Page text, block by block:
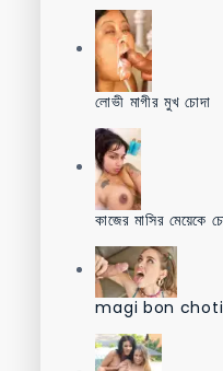
লোভী মাগীর মুখ চোদা
কাজের মাসির মেয়েকে
magi bon choti